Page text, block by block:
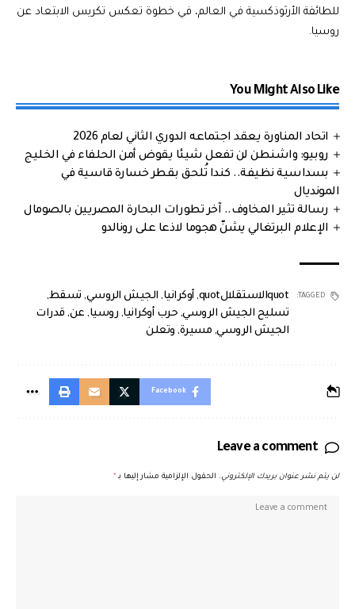
للطائفة الأرثوذكسية في العالم، في خطوة تعكس تكريس الابتعاد عن
روسيا.
You Might Also Like
اتحاد المناورة يعقد اجتماعه الدوري الثاني لعام 2026
روبيو: واشنطن لن تفعل شيئا يقوض أمن الحلفاء في الخليج
بسداسية نظيفة.. كندا تُلحق بقطر خسارة قاسية في
المونديال
رسالة تثير المخاوف.. آخر تطورات البحارة المصريين بالصومال
الإعلام البرتغالي يشنّ هجوما لاذعا على رونالدو
TAGGED: quotالاستقلالquot , أوكرانيا, الجيش الروسي, تسقط,
تسليح الجيش الروسي, حرب أوكرانيا, روسيا, عن, قدرات
الجيش الروسي, مسيرة, وتعلن
Facebook
Leave a comment
لن يتم نشر عنوان بريدك الإلكتروني. الحقول الإلزامية مشار إليها بـ *